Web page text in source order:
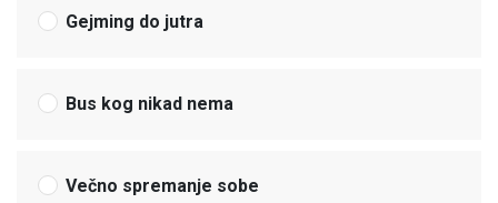
Gejming do jutra
Bus kog nikad nema
Večno spremanje sobe